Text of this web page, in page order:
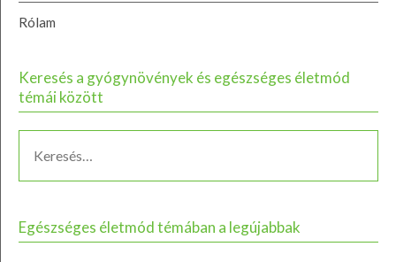
Rólam
Keresés a gyógynövények és egészséges életmód
témái között
Egészséges életmód témában a legújabbak